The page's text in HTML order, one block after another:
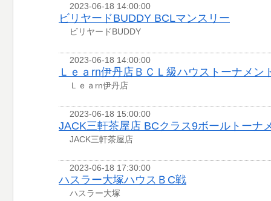
2023-06-18 14:00:00
ビリヤードBUDDY BCLマンスリー
ビリヤードBUDDY
2023-06-18 14:00:00
Ｌｅａrn伊丹店ＢＣＬ級ハウストーナメン
Ｌｅａrn伊丹店
2023-06-18 15:00:00
JACK三軒茶屋店 BCクラス9ボールトーナ
JACK三軒茶屋店
2023-06-18 17:30:00
ハスラー大塚ハウスＢC戦
ハスラー大塚